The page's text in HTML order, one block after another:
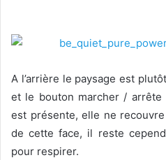
A l’arrière le paysage est
et le bouton marcher / arrête
est présente, elle ne
de cette face, il reste
pour respirer.